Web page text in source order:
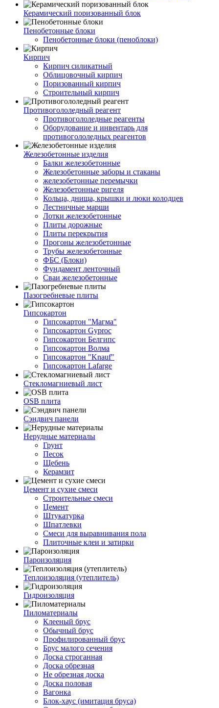
Керамический поризованный блок
Пенобетонные блоки
Пенобетонные блоки (пеноблоки)
Кирпич
Кирпич силикатный
Облицовочный кирпич
Поризованный кирпич
Строительный кирпич
Противогололедный реагент
Противогололедные реагенты
Оборудование и инвентарь для
противогололедных реагентов
Железобетонные изделия
Балки железобетонные
Железобетонные заборы и стаканы
железобетонные перемычки
Железобетонные ригеля
Кольца, днища, крышки и люки колодцев
Лестничные марши
Лотки железобетонные
Плиты дорожные
Плиты перекрытия
Прогоны железобетонные
Трубы железобетонные
ФБС (Блоки)
Фундамент ленточный
Сваи железобетонные
Пазогребневые плиты
Гипсокартон
Гипсокартон "Магма"
Гипсокартон Gyproc
Гипсокартон Белгипс
Гипсокартон Волма
Гипсокартон "Knauf"
Гипсокартон Lafarge
Стекломагниевый лист
OSB плита
Сэндвич панели
Нерудные материалы
Грунт
Песок
Щебень
Керамзит
Цемент и сухие смеси
Строительные смеси
Цемент
Штукатурка
Шпатлевки
Смеси для выравнивания пола
Плиточные клеи и затирки
Пароизоляция
Теплоизоляция (утеплитель)
Гидроизоляция
Пиломатериалы
Клееный брус
Обычный брус
Профилированный брус
Брус малого сечения
Доска строганная
Доска обрезная
Не обрезная доска
Доска половая
Вагонка
Блок-хаус (имитация бруса)